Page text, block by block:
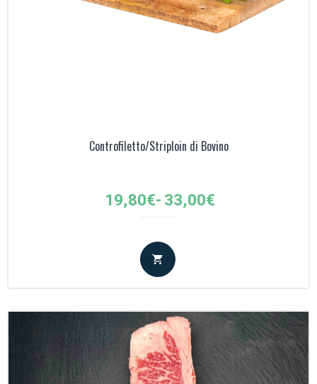
Controfiletto/Striploin di Bovino
19,80€- 33,00€
Fascia
prezzo:
da
19,80€
33,00€